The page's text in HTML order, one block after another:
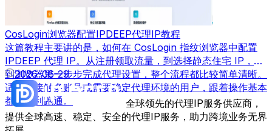
CosLogin浏览器配置IPDEEP代理IP教程
这篇教程主要讲的是，如何在 CosLogin 指纹浏览器中配置
IPDEEP 代理 IP。从注册领取流量，到选择静态住宅 IP，再
到浏览器里一步步完成代理设置，整个流程都比较简单清晰。
适合刚接触多账号或需要稳定代理环境的用户，跟着操作基本
都能顺利跑通。
2026-06-29
全球领先的代理IP服务供应商，
提供全球高速、稳定、安全的代理IP服务，助力跨境业务无界